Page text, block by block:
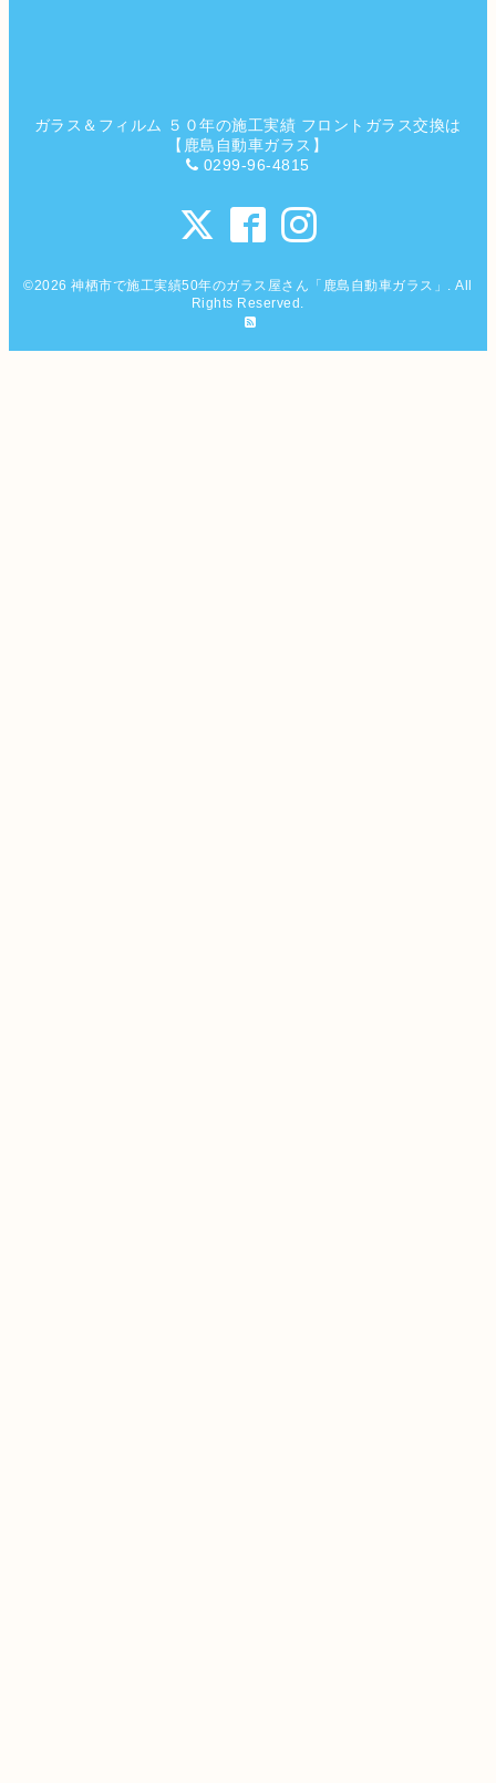
ガラス＆フィルム ５０年の施工実績 フロントガラス交換は
【鹿島自動車ガラス】
0299-96-4815
©2026神栖市で施工実績50年のガラス屋さん「鹿島自動車ガラス」
. All
Rights Reserved.